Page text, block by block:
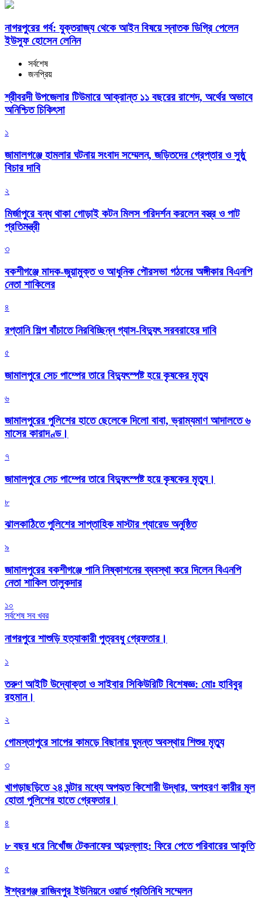
নাগরপুরের গর্ব: যুক্তরাজ্য থেকে আইন বিষয়ে স্নাতক ডিগ্রি পেলেন
ইউসুফ হোসেন লেনিন
সর্বশেষ
জনপ্রিয়
শ্রীবরদী উপজেলার টিউমারে আক্রান্ত ১১ বছরের রাশেদ, অর্থের অভাবে
অনিশ্চিত চিকিৎসা
১
জামালগঞ্জে হামলার ঘটনায় সংবাদ সম্মেলন, জড়িতদের গ্রেপ্তার ও সুষ্ঠু
বিচার দাবি
২
মির্জাপুরে বন্ধ থাকা গোড়াই কটন মিলস পরিদর্শন করলেন বস্ত্র ও পাট
প্রতিমন্ত্রী
৩
বকশীগঞ্জে মাদক-জুয়ামুক্ত ও আধুনিক পৌরসভা গঠনের অঙ্গীকার বিএনপি
নেতা শাকিলের
৪
রপ্তানি শিল্প বাঁচাতে নিরবিচ্ছিন্ন গ্যাস-বিদ্যুৎ সরবরাহের দাবি
৫
জামালপুরে সেচ পাম্পের তারে বিদ্যুৎস্পষ্ট হয়ে কৃষকের মৃত্যু
৬
জামালপুরের পুলিশের হাতে ছেলেকে দিলো বাবা, ভ্রাম্যমাণ আদালতে ৬
মাসের কারাদণ্ড।
৭
জামালপুরে সেচ পাম্পের তারে বিদ্যুৎস্পষ্ট হয়ে কৃষকের মৃত্যু।
৮
‎ঝালকাঠিতে পুলিশের সাপ্তাহিক মাস্টার প্যারেড অনুষ্ঠিত
৯
জামালপুরের বকশীগঞ্জে পানি নিষ্কাশনের ব্যবস্থা করে দিলেন বিএনপি
নেতা শাকিল তালুকদার
১০
সর্বশেষ সব খবর
নাগরপুরে শাশুড়ি হত্যাকারী পুত্রবধু গ্রেফতার।
১
তরুণ আইটি উদ্যোক্তা ও সাইবার সিকিউরিটি বিশেষজ্ঞ: মোঃ হাবিবুর
রহমান।
২
গোমস্তাপুরে সাপের কামড়ে বিছানায় ঘুমন্ত অবস্থায় শিশুর মৃত্যু
৩
খাগড়াছড়িতে ২৪ ঘন্টার মধ্যে অপহৃত কিশোরী উদ্ধার, অপহরণ কারীর মূল
হোতা পুলিশের হাতে গ্রেফতার।
৪
৮ বছর ধরে নিখোঁজ টেকনাফের আব্দুল্লাহ: ফিরে পেতে পরিবারের আকুতি
৫
ঈশ্বরগঞ্জ রাজিবপুর ইউনিয়নে ওয়ার্ড প্রতিনিধি সম্মেলন